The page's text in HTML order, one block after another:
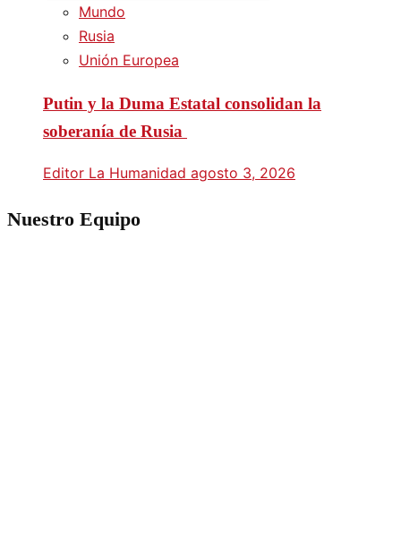
Mundo
Rusia
Unión Europea
Putin y la Duma Estatal consolidan la
soberanía de Rusia
Editor La Humanidad agosto 3, 2026
Nuestro Equipo